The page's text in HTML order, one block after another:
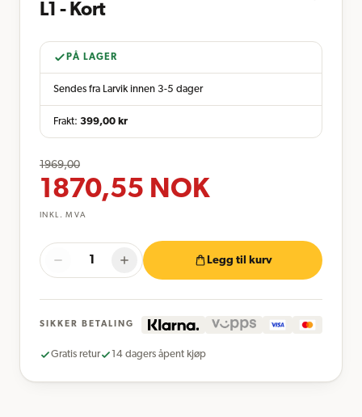
L1 - Kort
PÅ LAGER
Sendes fra Larvik innen 3-5 dager
Frakt: 399,00 kr
1969,00
1870,55 NOK
INKL. MVA
Legg til kurv
SIKKER BETALING
Gratis retur 14 dagers åpent kjøp